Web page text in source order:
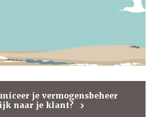
je vermogensbeheer
naar je klant?